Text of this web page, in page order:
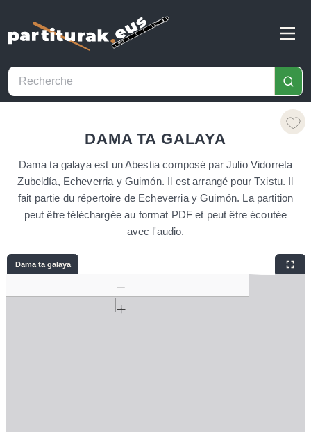
DAMA TA GALAYA
Dama ta galaya est un Abestia composé par Julio Vidorreta
Zubeldía, Echeverria y Guimón. Il est arrangé pour Txistu. Il
fait partie du répertoire de Echeverria y Guimón. La partition
peut être téléchargée au format PDF et peut être écoutée
avec l'audio.
Dama ta galaya